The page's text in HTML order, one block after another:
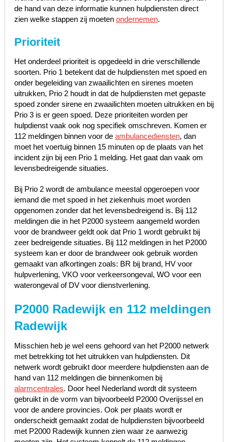
de hand van deze informatie kunnen hulpdiensten direct
zien welke stappen zij moeten ondernemen.
Prioriteit
Het onderdeel prioriteit is opgedeeld in drie verschillende
soorten. Prio 1 betekent dat de hulpdiensten met spoed en
onder begeleiding van zwaailichten en sirenes moeten
uitrukken, Prio 2 houdt in dat de hulpdiensten met gepaste
spoed zonder sirene en zwaailichten moeten uitrukken en bij
Prio 3 is er geen spoed. Deze prioriteiten worden per
hulpdienst vaak ook nog specifiek omschreven. Komen er
112 meldingen binnen voor de ambulancediensten, dan
moet het voertuig binnen 15 minuten op de plaats van het
incident zijn bij een Prio 1 melding. Het gaat dan vaak om
levensbedreigende situaties.
Bij Prio 2 wordt de ambulance meestal opgeroepen voor
iemand die met spoed in het ziekenhuis moet worden
opgenomen zonder dat het levensbedreigend is. Bij 112
meldingen die in het P2000 systeem aangemeld worden
voor de brandweer geldt ook dat Prio 1 wordt gebruikt bij
zeer bedreigende situaties. Bij 112 meldingen in het P2000
systeem kan er door de brandweer ook gebruik worden
gemaakt van afkortingen zoals: BR bij brand, HV voor
hulpverlening, VKO voor verkeersongeval, WO voor een
waterongeval of DV voor dienstverlening.
P2000 Radewijk en 112 meldingen
Radewijk
Misschien heb je wel eens gehoord van het P2000 netwerk
met betrekking tot het uitrukken van hulpdiensten. Dit
netwerk wordt gebruikt door meerdere hulpdiensten aan de
hand van 112 meldingen die binnenkomen bij
alarmcentrales. Door heel Nederland wordt dit systeem
gebruikt in de vorm van bijvoorbeeld P2000 Overijssel en
voor de andere provincies. Ook per plaats wordt er
onderscheidt gemaakt zodat de hulpdiensten bijvoorbeeld
met P2000 Radewijk kunnen zien waar ze aanwezig